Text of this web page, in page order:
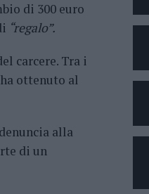
di 300 euro
“regalo”.
carcere. Tra i
ottenuto al
alla
di un